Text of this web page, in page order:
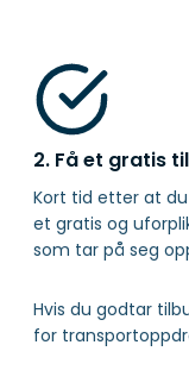
2. Få et gratis
Kort tid etter at
et gratis og
som tar på seg
Hvis du godtar
for